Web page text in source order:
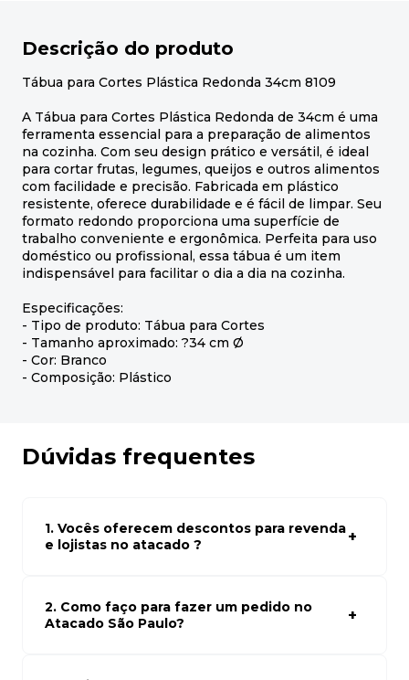
Descrição do produto
Tábua para Cortes Plástica Redonda 34cm 8109
A Tábua para Cortes Plástica Redonda de 34cm é uma
ferramenta essencial para a preparação de alimentos
na cozinha. Com seu design prático e versátil, é ideal
para cortar frutas, legumes, queijos e outros alimentos
com facilidade e precisão. Fabricada em plástico
resistente, oferece durabilidade e é fácil de limpar. Seu
formato redondo proporciona uma superfície de
trabalho conveniente e ergonômica. Perfeita para uso
doméstico ou profissional, essa tábua é um item
indispensável para facilitar o dia a dia na cozinha.
Especificações:
- Tipo de produto: Tábua para Cortes
- Tamanho aproximado: ?34 cm Ø
- Cor: Branco
- Composição: Plástico
Dúvidas frequentes
1. Vocês oferecem descontos para revenda
e lojistas no atacado ?
atacado empresas e compre com os melhores preços
para seu modelo de negócio
2. Como faço para fazer um pedido no
Atacado São Paulo?